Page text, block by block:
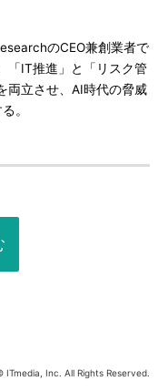
のCEO兼創業者で
「IT推進」と「リスク管
両立させ、AI時代の脅威
。
Inc. All Rights Reserved.